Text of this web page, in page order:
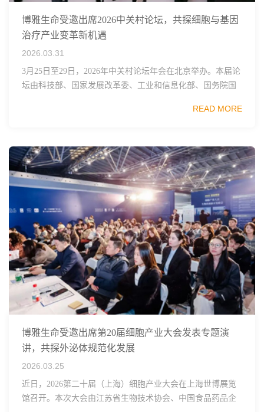
博雅生命受邀出席2026中关村论坛，共探细胞与基因
治疗产业变革新机遇
2026.03.31
3月25日至29日，2026年中关村论坛年会在北京举办。本届论
坛由科技部、国家发展改革委、工业和信息化部、国务院国
READ MORE
博雅生命受邀出席第20届细胞产业大会发表专题演
讲，共探外泌体规范化发展
2026.03.25
近日，2026第二十届（上海）细胞产业大会在上海世博展览
馆召开。本次大会由江苏省生物技术协会、中国食品药品企